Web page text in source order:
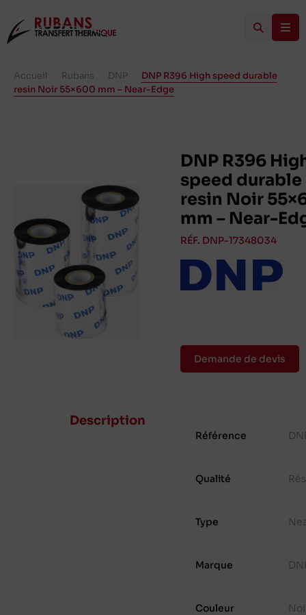
Accueil Rubans DNP
DNP R396 High speed durable
resin Noir 55×600 mm – Near-Edge
DNP R396
speed durable
resin Noir
mm – Near-
RÉF. DNP-17348034
Demande de devis
Description
Référence
Qualité
Type
Marque
Couleur